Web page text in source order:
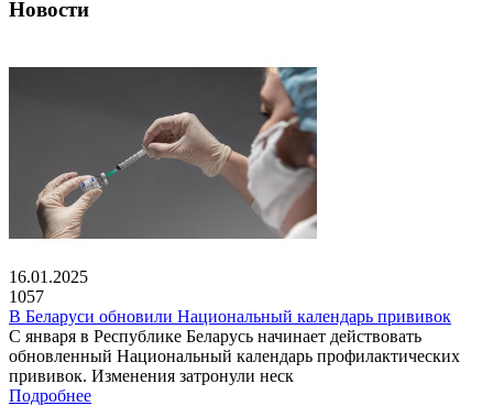
Новости
16.01.2025
1057
В Беларуси обновили Национальный календарь прививок
С января в Республике Беларусь начинает действовать
обновленный Национальный календарь профилактических
прививок. Изменения затронули неск
Подробнее